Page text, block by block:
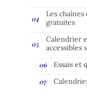
Les
gratuites
Calendrier
accessibles
Essais et